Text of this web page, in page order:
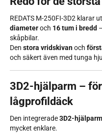
REDATS M-250FI-3D2 klarar
diameteroch 16 tum i bredd
skåpbilar.
Den stora vridskivanoch
och säkert även med tunga
3D2-hjälparm –
lågprofildäck
Den integrerade3D2-
mycket enklare.